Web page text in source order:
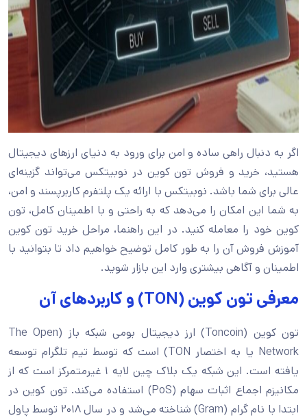
اگر به دنبال راهی ساده و امن برای ورود به دنیای ارزهای دیجیتال
هستید، خرید و فروش تون کوین در نوبیتکس می‌تواند گزینه‌ای
عالی برای شما باشد. نوبیتکس با ارائه یک پلتفرم کاربرپسند و امن،
به شما این امکان را می‌دهد که به راحتی و با اطمینان کامل، تون
کوین خود را معامله کنید. در این راهنما، مراحل خرید تون کوین
آموزش فروش آن را به طور کامل توضیح خواهیم داد تا بتوانید با
اطمینان و آگاهی بیشتری وارد این بازار شوید.
معرفی تون کوین (TON) و کاربردهای آن
تون کوین (Toncoin) ارز دیجیتال بومی شبکه باز (The Open
Network یا به اختصار TON) است که توسط تیم تلگرام توسعه
یافته است. این شبکه یک بلاک چین لایه ۱ غیرمتمرکز است که از
مکانیزم اجماع اثبات سهام (PoS) استفاده می‌کند. تون کوین در
ابتدا با نام گرام (Gram) شناخته می‌شد و در سال ۲۰۱۸ توسط پاول